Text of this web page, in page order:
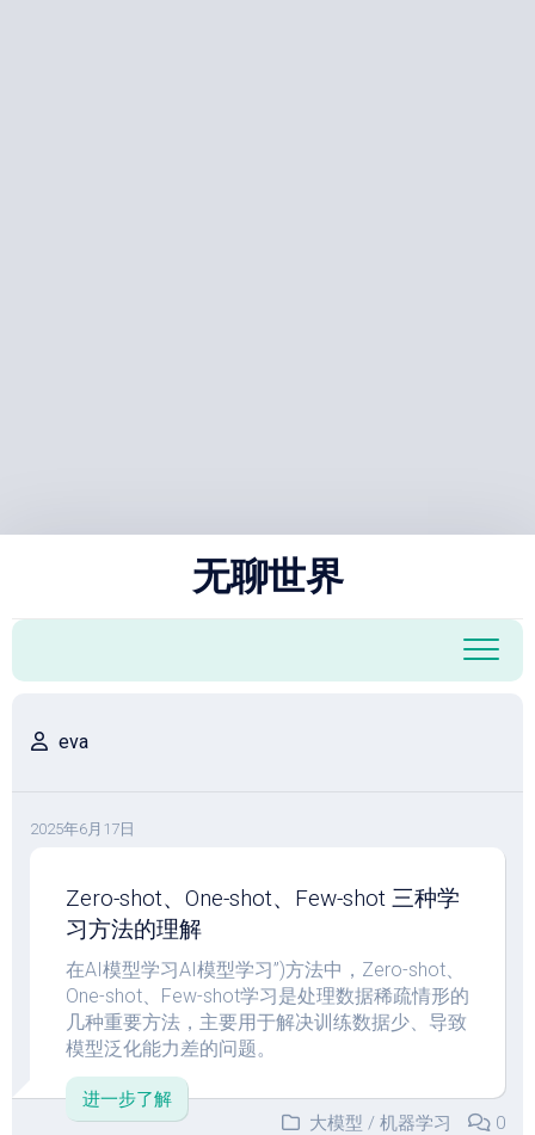
容
无聊世界
eva
2025年6月17日
Zero-shot、One-shot、Few-shot 三种学
习方法的理解
在AI模型学习AI模型学习”)方法中，Zero-shot、
One-shot、Few-shot学习是处理数据稀疏情形的
几种重要方法，主要用于解决训练数据少、导致
模型泛化能力差的问题。
进一步了解
大模型 / 机器学习 0